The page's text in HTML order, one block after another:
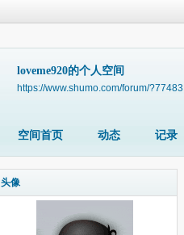
loveme920的个人空间
https://www.shumo.com/forum/?77483
空间首页 动态 记录
头像